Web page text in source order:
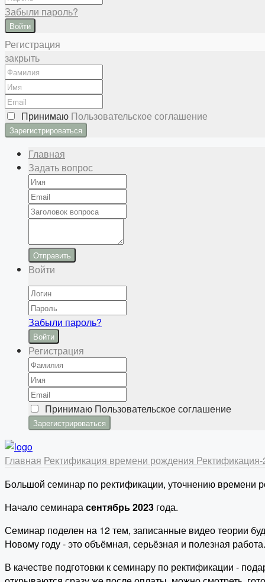
Забыли пароль?
Войти
Регистрация
закрыть
Принимаю Пользовательское соглашение
Главная
Задать вопрос
Отправить
Войти
Забыли пароль?
Войти
Регистрация
Принимаю Пользовательское соглашение
Главная Ректификация времени рождения
Большой семинар по ректификации, уточнению времени
Начало семинарасентябрь 2023 года.
Семинар поделен на 12 тем, записанные видео теории
Новому году - это объёмная, серьёзная и полезная работа.
В качестве подготовки к семинару по ректификации -